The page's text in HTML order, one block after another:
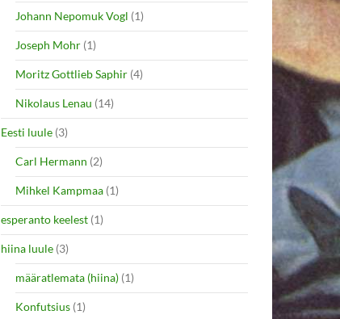
Johann Nepomuk Vogl (1)
Joseph Mohr (1)
Moritz Gottlieb Saphir (4)
Nikolaus Lenau (14)
Eesti luule (3)
Carl Hermann (2)
Mihkel Kampmaa (1)
esperanto keelest (1)
hiina luule (3)
määratlemata (hiina) (1)
Konfutsius (1)